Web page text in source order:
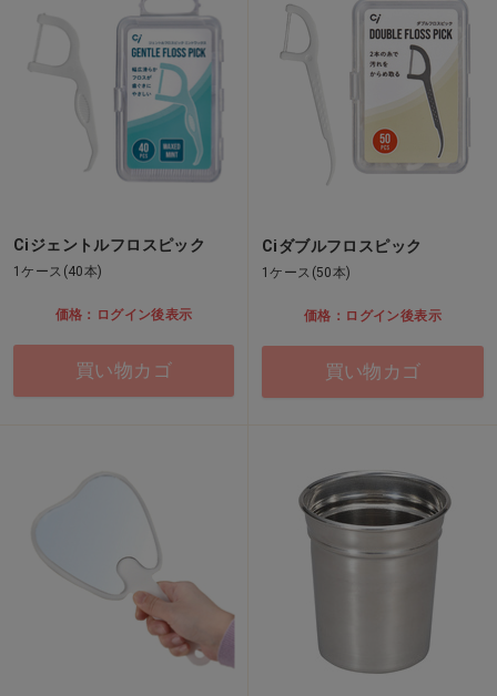
Ciジェントルフロスピック
1ケース(40本)
価格：ログイン後表示
買い物カゴ
Ciダブルフロスピック
1ケース(50本)
価格：ログイン後表示
買い物カゴ